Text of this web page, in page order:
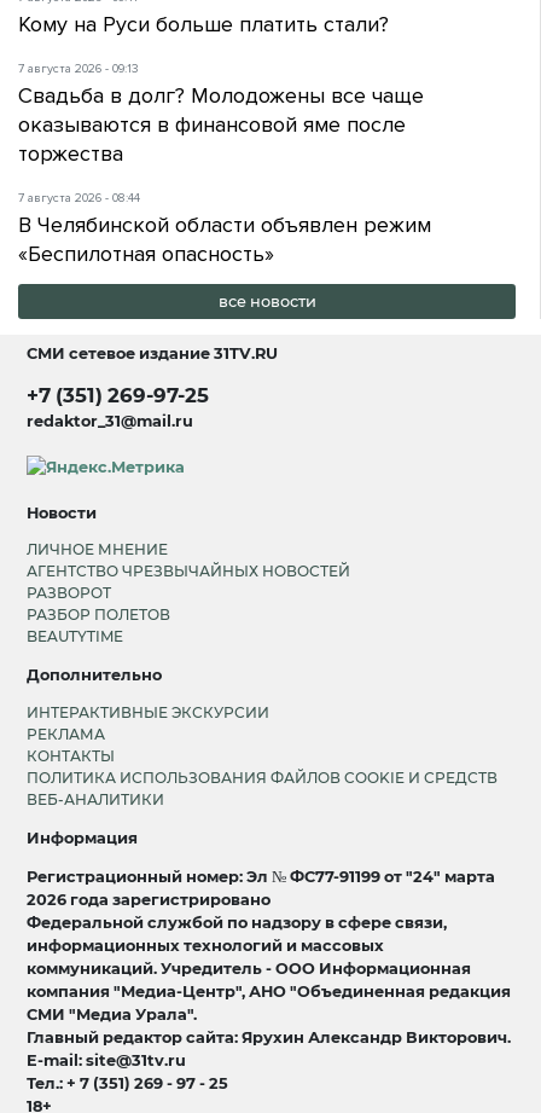
Кому на Руси больше платить стали?
7 августа 2026 - 09:13
Свадьба в долг? Молодожены все чаще
оказываются в финансовой яме после
торжества
7 августа 2026 - 08:44
В Челябинской области объявлен режим
«Беспилотная опасность»
все новости
СМИ сетевое издание31TV.RU
+7 (351) 269-97-25
redaktor_31@mail.ru
Новости
ЛИЧНОЕ МНЕНИЕ
АГЕНТСТВО ЧРЕЗВЫЧАЙНЫХ НОВОСТЕЙ
РАЗВОРОТ
РАЗБОР ПОЛЕТОВ
BEAUTYTIME
Дополнительно
ИНТЕРАКТИВНЫЕ ЭКСКУРСИИ
РЕКЛАМА
КОНТАКТЫ
ПОЛИТИКА ИСПОЛЬЗОВАНИЯ ФАЙЛОВ COOKIE И СРЕДСТВ
ВЕБ-АНАЛИТИКИ
Информация
Регистрационный номер: Эл № ФС77-91199 от "24" марта
2026 года зарегистрировано
Федеральной службой по надзору в сфере связи,
информационных технологий и массовых
коммуникаций. Учредитель - ООО Информационная
компания "Медиа-Центр", АНО "Объединенная редакция
СМИ "Медиа Урала".
Главный редактор сайта: Ярухин Александр Викторович.
E-mail: site@31tv.ru
Тел.: + 7 (351) 269 - 97 - 25
18+